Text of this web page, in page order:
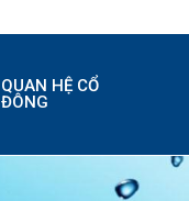
QUAN HỆ CỔ
ĐÔNG